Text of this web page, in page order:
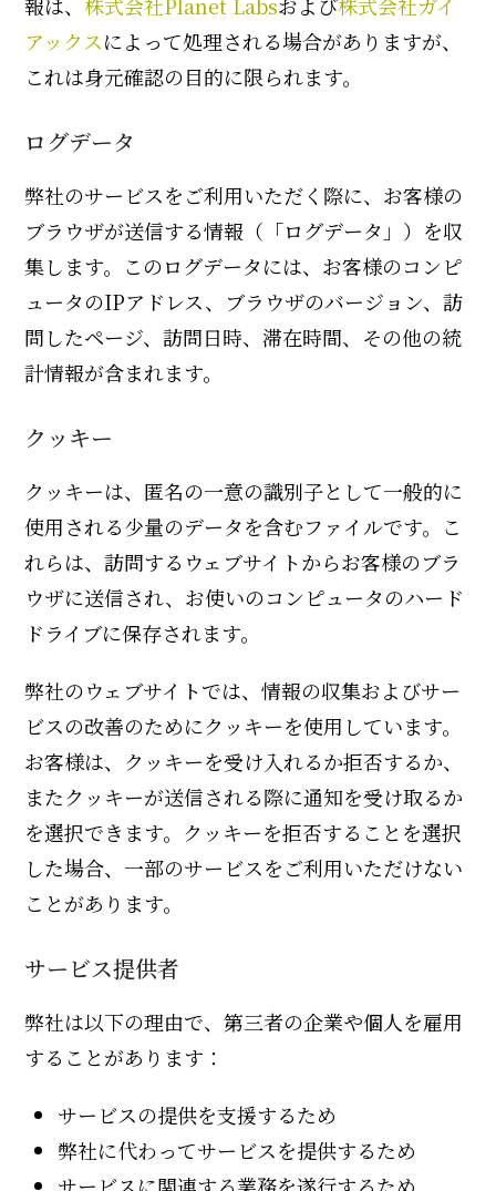
アックスによって処理される場合がありますが、
これは身元確認の目的に限られます。
ログデータ
弊社のサービスをご利用いただく際に、お客様の
ブラウザが送信する情報（「ログデータ」）を収
集します。このログデータには、お客様のコンピ
ュータのIPアドレス、ブラウザのバージョン、訪
問したページ、訪問日時、滞在時間、その他の統
計情報が含まれます。
クッキー
クッキーは、匿名の一意の識別子として一般的に
使用される少量のデータを含むファイルです。こ
れらは、訪問するウェブサイトからお客様のブラ
ウザに送信され、お使いのコンピュータのハード
ドライブに保存されます。
弊社のウェブサイトでは、情報の収集およびサー
ビスの改善のためにクッキーを使用しています。
お客様は、クッキーを受け入れるか拒否するか、
またクッキーが送信される際に通知を受け取るか
を選択できます。クッキーを拒否することを選択
した場合、一部のサービスをご利用いただけない
ことがあります。
サービス提供者
弊社は以下の理由で、第三者の企業や個人を雇用
することがあります：
サービスの提供を支援するため
弊社に代わってサービスを提供するため
サービスに関連する業務を遂行するため